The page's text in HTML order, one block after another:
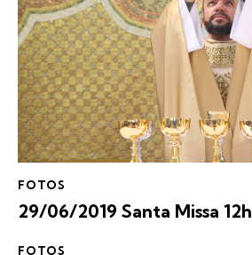
FOTOS
29/06/2019 Santa Missa 12h
FOTOS